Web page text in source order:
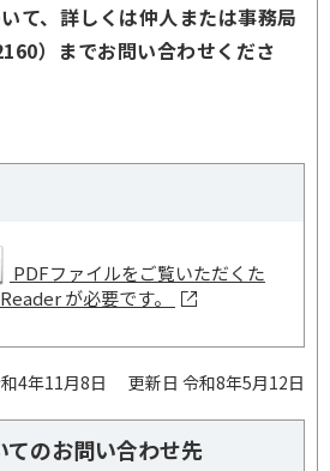
て、詳しくは仲人または事務局
）までお問い合わせくださ
PDFファイルをご覧いただくた
が必要です。
4年11月8日 更新日 令和8年5月12日
てのお問い合わせ先